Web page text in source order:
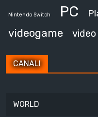
Nintendo Switch PC
videogame
CANALI
WORLD